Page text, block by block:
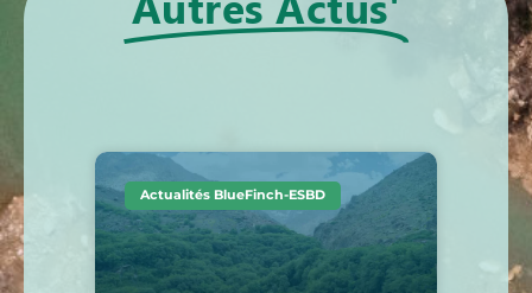
Actualités BlueFinch-ESBD